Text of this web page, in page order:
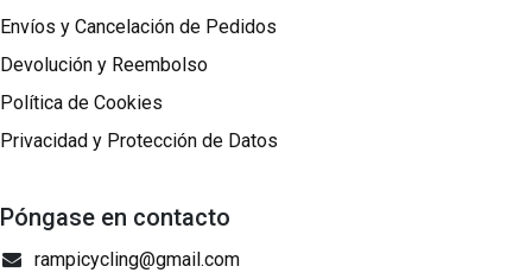
Envíos y Cancelación de Pedidos
Devolución y Reembolso
Política de Cookies
Privacidad y Protección de Datos
Póngase en contacto
rampicycling@gmail.com